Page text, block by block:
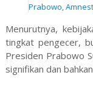
Prabowo,
Menurutnya,
tingkat pengecer,
Presiden Prabowo
signifikan dan